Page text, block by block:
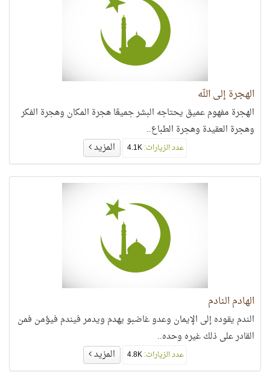
الهجرة إلى الله
الهجرة مفهوم عميق يحتاجه البشر جميعًا هجرة المكان وهجرة الفكر
وهجرة العقيدة وهجرة الطباع..
عدد الزيارات: المزيد
الهادم النادم
الندم يقوده إلى الإيمان وعدو غاضبو يهدم ويدمر فيندم فيؤمن فمن
القادر على ذلك غيره وحده..
عدد الزيارات: المزيد